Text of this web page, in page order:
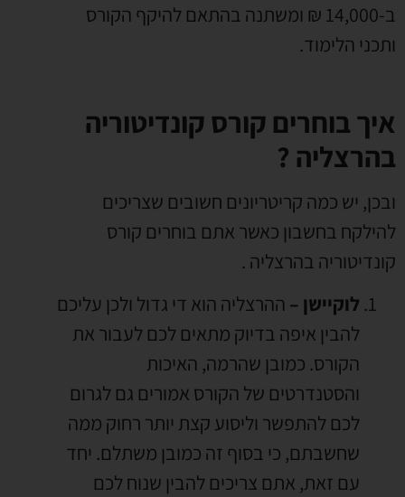
ב-14,000 ₪
ומשתנה בהתאם להיקף הקורס
ותכני הלימוד.
איך בוחרים קורס קונדיטוריה
בהרצליה ?
ובכן, יש כמה קריטריונים חשובים שצריכים
להילקח בחשבון כאשר אתם בוחרים קורס
קונדיטוריה בהרצליה .
לוקיישן – ההרצליה הוא די גדול ולכן עליכם
להבין איפה בדיוק מתאים לכם לעבור את
הקורס. כמובן שהרמה, האיכות
והסטנדרטים של הקורס אמורים גם לגרום
לכם להתפשר וליסוע קצת יותר רחוק ממה
שחשבתם, כי בסוף זה כמובן משתלם. יחד
עם זאת, אתם צריכים להבין שנוח לכם